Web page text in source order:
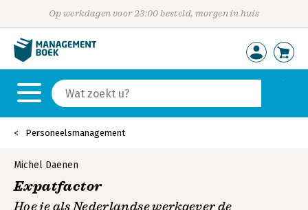
Op werkdagen voor 23:00 besteld, morgen in huis
Personeelsmanagement
Michel Daenen
Expatfactor
Hoe je als Nederlandse werkgever de